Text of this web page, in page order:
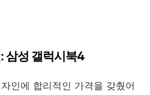
삼성 갤럭시북4
인에 합리적인 가격을 갖췄어